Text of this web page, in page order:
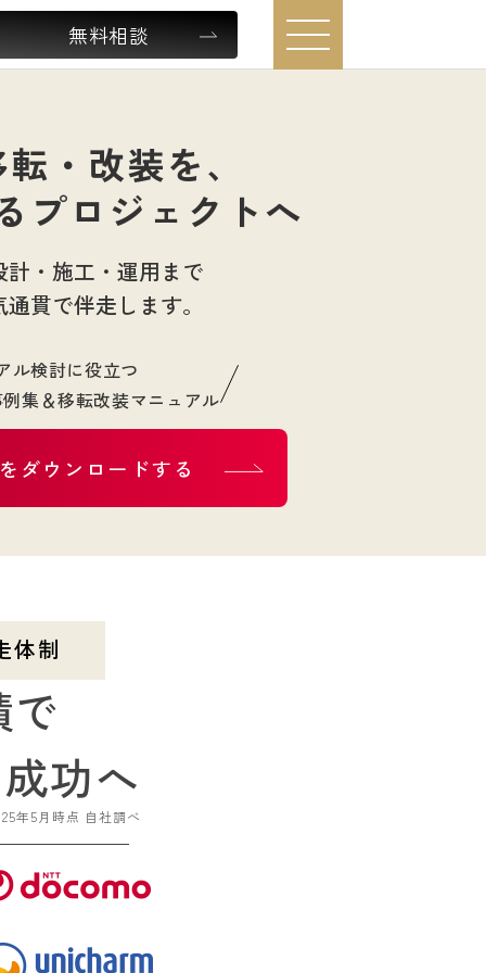
無料相談
・改装を、
プロジェクトへ
・施工・運用まで
貫で伴走します。
ル検討に役立つ
集＆移転改装マニュアル
ダウンロードする
体制
功へ
年5月時点 自社調べ